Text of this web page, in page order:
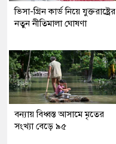
ভিসা-গ্রিন কার্ড নিয়ে যুক্তরাষ্ট্রের
নতুন নীতিমালা ঘোষণা
বন্যায় বিধ্বস্ত আসামে মৃতের
সংখ্যা বেড়ে ৯৫